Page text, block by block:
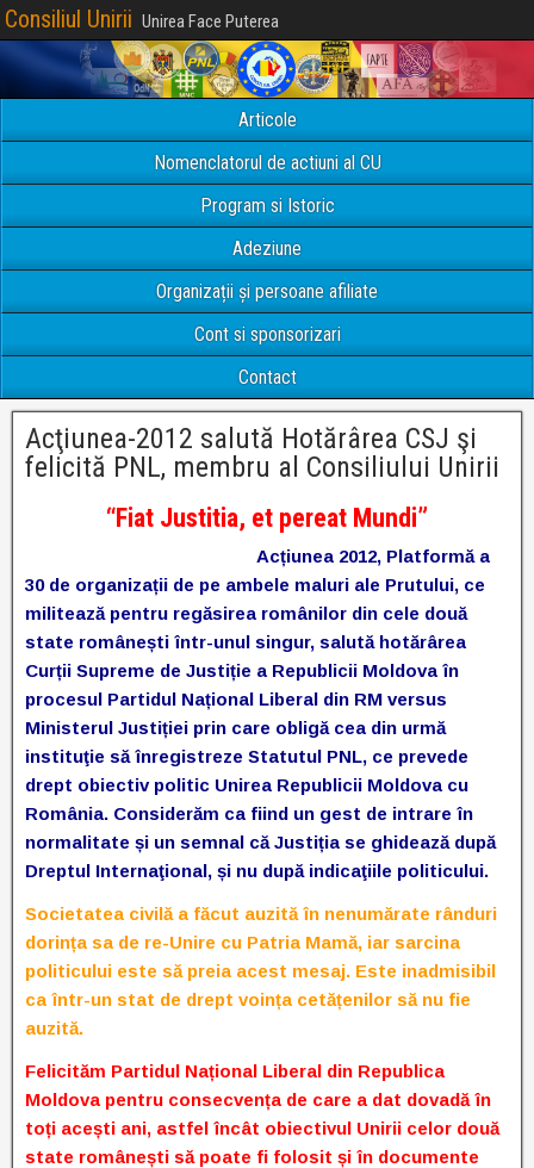
Consiliul Unirii Unirea Face Puterea
Articole
Nomenclatorul de actiuni al CU
Program si Istoric
Adeziune
Organizații și persoane afiliate
Cont si sponsorizari
Contact
Acţiunea-2012 salută Hotărârea CSJ şi
felicită PNL, membru al Consiliului Unirii
“Fiat Justitia, et pereat Mundi”
Acțiunea 2012, Platformă a
30 de organizații de pe ambele maluri ale Prutului, ce
militează pentru regăsirea românilor din cele două
state românești într-unul singur, salută hotărârea
Curții Supreme de Justiție a Republicii Moldova în
procesul Partidul Național Liberal din RM versus
Ministerul Justiției prin care obligă cea din urmă
instituţie să înregistreze Statutul PNL, ce prevede
drept obiectiv politic Unirea Republicii Moldova cu
România. Considerăm ca fiind un gest de intrare în
normalitate și un semnal că Justiția se ghidează după
Dreptul Internaţional, și nu după indicaţiile politicului.
Societatea civilă a făcut auzită în nenumărate rânduri
dorința sa de re-Unire cu Patria Mamă, iar sarcina
politicului este să preia acest mesaj. Este inadmisibil
ca într-un stat de drept voința cetățenilor să nu fie
auzită.
Felicităm Partidul Național Liberal din Republica
Moldova pentru consecvența de care a dat dovadă în
toți acești ani, astfel încât obiectivul Unirii celor două
state românești să poate fi folosit și în documente